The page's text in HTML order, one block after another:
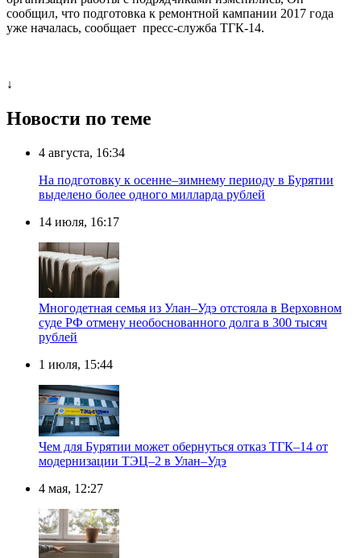
сообщил, что подготовка к ремонтной кампании 2017 года
уже началась, сообщает пресс-служба ТГК-14.
↓
Новости по теме
4 августа, 16:34
На подготовку к осенне–зимнему периоду в Бурятии
выделено более одного милларда рублей
14 июля, 16:17
Многодетная семья из Улан–Удэ отстояла в Верховном
суде РФ отмену необоснованного долга в 300 тысяч
рублей
1 июля, 15:44
Чем для Бурятии может обернуться отказ ТГК–14 от
модернизации ТЭЦ–2 в Улан–Удэ
4 мая, 12:27